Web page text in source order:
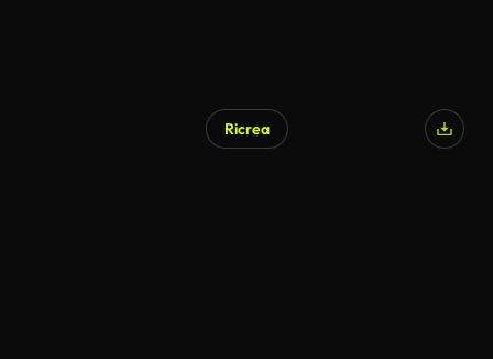
Ricrea